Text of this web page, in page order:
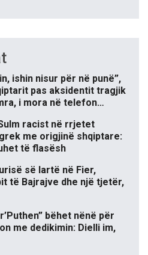
ishin nisur për në punë”,
pas aksidentit tragjik
i mora në telefon…
racist në rrjetet
me origjinë shqiptare:
të flasësh
së lartë në Fier,
të Bajrajve dhe një tjetër,
bëhet nënë për
me dedikimin: Dielli im,